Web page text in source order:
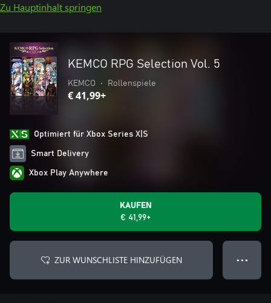
Zu Hauptinhalt springen
KEMCO RPG Selection Vol. 5
KEMCO • Rollenspiele
€ 41,99+
Optimiert für Xbox Series X|S
Smart Delivery
Xbox Play Anywhere
KAUFEN
€ 41,99+
ZUR WUNSCHLISTE HINZUFÜGEN ● ● ●